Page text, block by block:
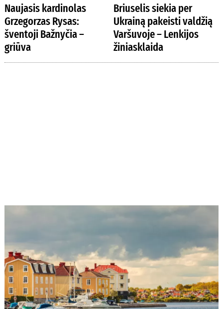
Naujasis kardinolas
Grzegorzas Rysas:
šventoji Bažnyčia –
griūva
Briuselis siekia per
Ukrainą pakeisti valdžią
Varšuvoje – Lenkijos
žiniasklaida